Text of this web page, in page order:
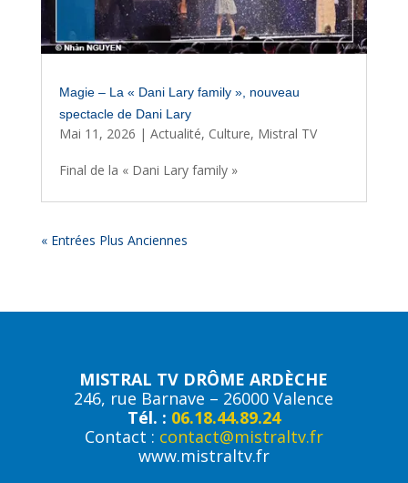
Magie – La « Dani Lary family », nouveau
spectacle de Dani Lary
Mai 11, 2026 | Actualité, Culture, Mistral TV
Final de la « Dani Lary family »
« Entrées Plus Anciennes
MISTRAL TV DRÔME ARDÈCHE
246, rue Barnave – 26000 Valence
Tél. : 06.18.44.89.24
Contact : contact@mistraltv.fr
www.mistraltv.fr